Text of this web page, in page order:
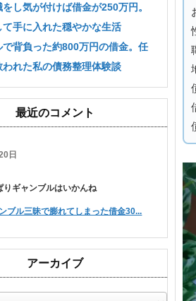
し気が付けば借金が250万円。
て手に入れた穏やかな生活
で背負った約800万円の借金。任
われた私の債務整理体験談
最近のコメント
日
りギャンブルはいかんね
ブル三昧で膨れてしまった借金30...
アーカイブ